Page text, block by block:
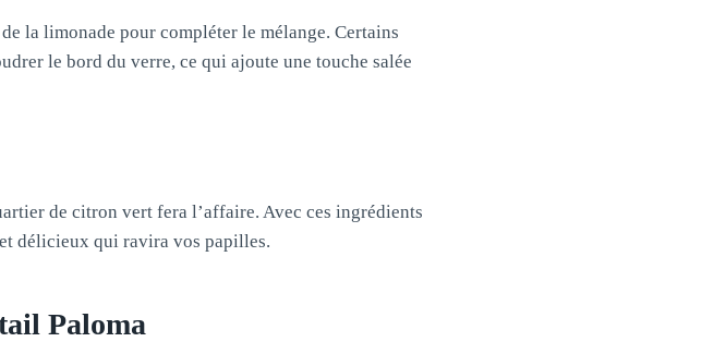
la limonade pour compléter le mélange. Certains
le bord du verre, ce qui ajoute une touche salée
de citron vert fera l’affaire. Avec ces ingrédients
délicieux qui ravira vos papilles.
Paloma